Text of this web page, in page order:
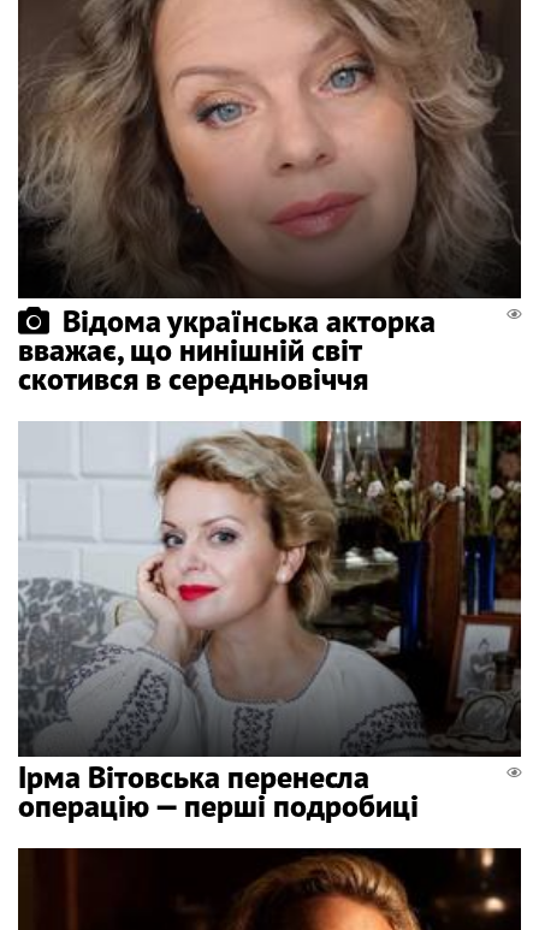
Відома українська акторка
вважає, що нинішній світ
скотився в середньовіччя
Ірма Вітовська перенесла
операцію — перші подробиці